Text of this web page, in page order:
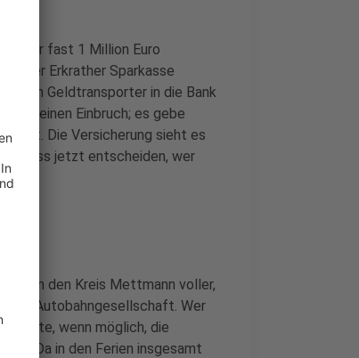
für fast 1 Million Euro
der Erkrather Sparkasse
Geldtransporter in die Bank
um einen Einbruch; es gebe
Die Versicherung sieht es
muss jetzt entscheiden, wer
um den Kreis Mettmann voller,
die Autobahngesellschaft. Wer
sollte, wenn möglich, die
Da in den Ferien insgesamt